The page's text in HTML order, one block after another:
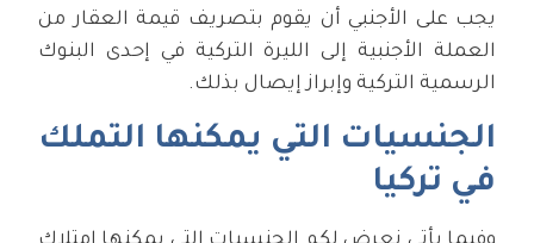
يجب على الأجنبي أن يقوم بتصريف قيمة العقار من
العملة الأجنبية إلى الليرة التركية في إحدى البنوك
الرسمية التركية وإبراز إيصال بذلك.
الجنسيات التي يمكنها التملك
في تركيا